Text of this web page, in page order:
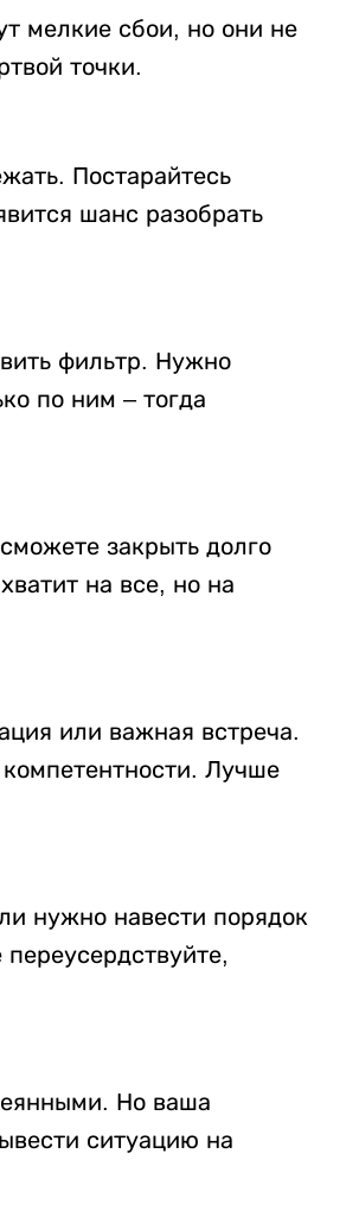
мелкие сбои, но они не
точки.
Постарайтесь
шанс разобрать
фильтр. Нужно
по ним – тогда
закрыть долго
на все, но на
или важная встреча.
Лучше
нужно навести порядок
Но ваша
ситуацию на